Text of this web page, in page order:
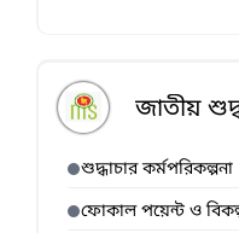
জাতীয়
শুদ্ধাচার কর্মপরিকল্পনা
ফোকাল পয়েন্ট ও